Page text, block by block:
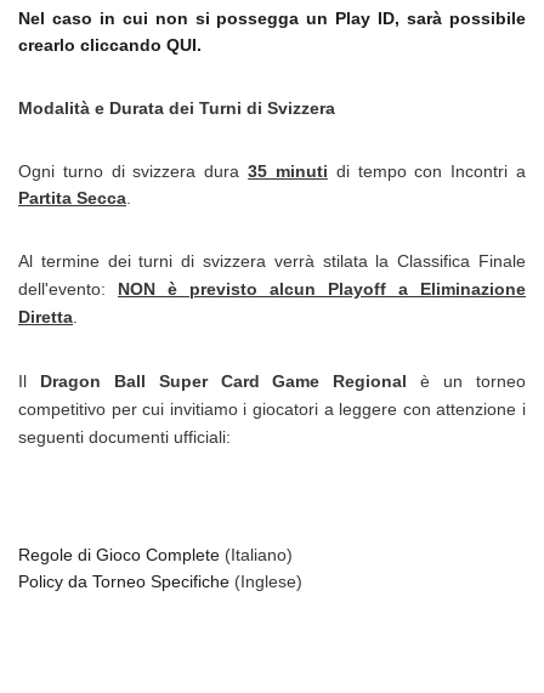
Nel caso in cui non si possegga un Play ID, sarà possibile
crearlo cliccando QUI.
Modalità e Durata dei Turni di Svizzera
Ogni turno di svizzera dura35 minuti di tempo con Incontri a
Partita Secca.
Al termine dei turni di svizzera verrà stilata la Classifica Finale
dell'evento: NON è previsto alcun Playoff a Eliminazione
Diretta.
Il Dragon Ball Super Card Game Regionalè un torneo
competitivo per cui invitiamo i giocatori a leggere con attenzione i
seguenti documenti ufficiali:
Regole di Gioco Complete (Italiano)
Policy da Torneo Specifiche (Inglese)